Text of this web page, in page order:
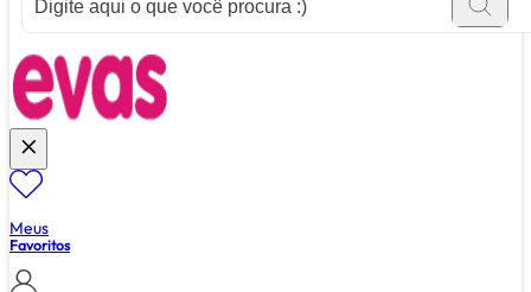
Meus
Favoritos